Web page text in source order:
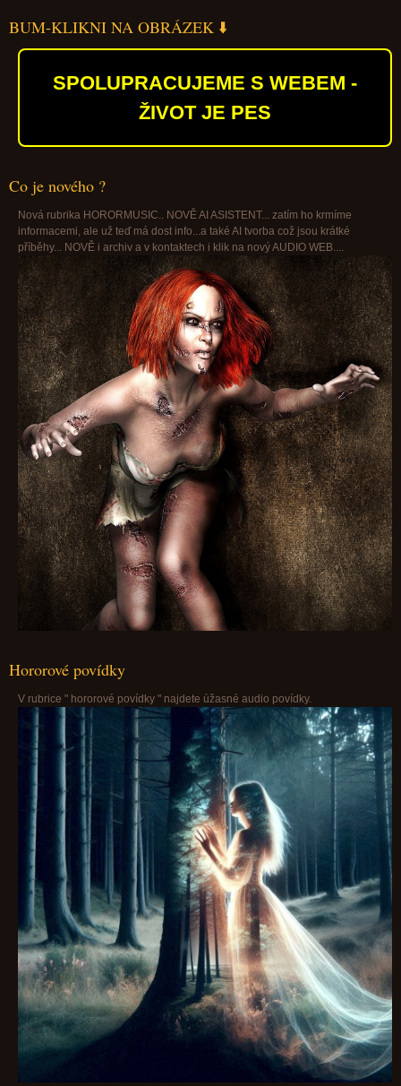
BUM-KLIKNI NA OBRÁZEK ⬇️
SPOLUPRACUJEME S WEBEM -
ŽIVOT JE PES
Co je nového ?
Nová rubrika HORORMUSIC.. NOVĚ AI ASISTENT... zatím ho krmíme
informacemi, ale už teď má dost info...a také AI tvorba což jsou krátké
příběhy... NOVĚ i archiv a v kontaktech i klik na nový AUDIO WEB....
Hororové povídky
V rubrice " hororové povídky " najdete úžasné audio povídky.